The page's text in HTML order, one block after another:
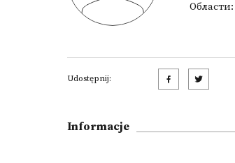
Области:
Udostępnij:
Informacje